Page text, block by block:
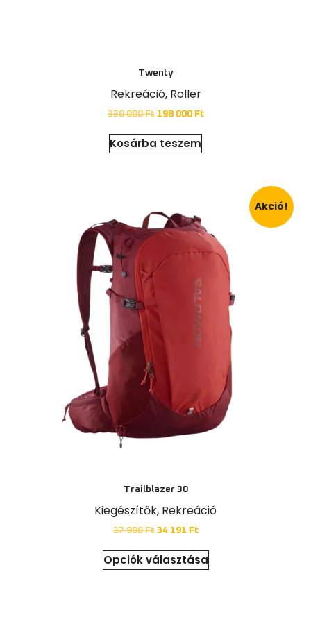
Twenty
Rekreáció, Roller
330 000Ft 198 000 Ft
Kosárba teszem
Akció!
Trailblazer 30
Kiegészítők, Rekreáció
37 990Ft 34 191 Ft
Opciók választása